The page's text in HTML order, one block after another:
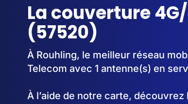
La couverture
(57520)
À Rouhling, le meilleur réseau
Telecom avec 1 antenne(s) en
À l’aide de notre carte,